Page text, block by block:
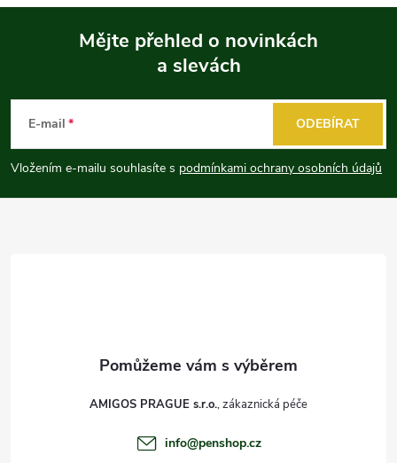
p
a
Mějte přehled o novinkách
a slevách
E-mail
Vložením e-mailu souhlasíte s podmínkami ochrany osobních údajů
ODEBÍRAT
AMIGOS PRAGUE s.r.o.
info@penshop.cz